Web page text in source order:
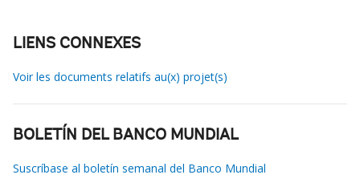
LIENS CONNEXES
Voir les documents relatifs au(x) projet(s)
BOLETÍN DEL BANCO MUNDIAL
Suscríbase al boletín semanal del Banco Mundial